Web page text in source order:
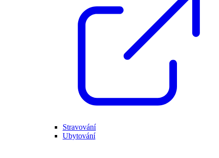
Stravování
Ubytování